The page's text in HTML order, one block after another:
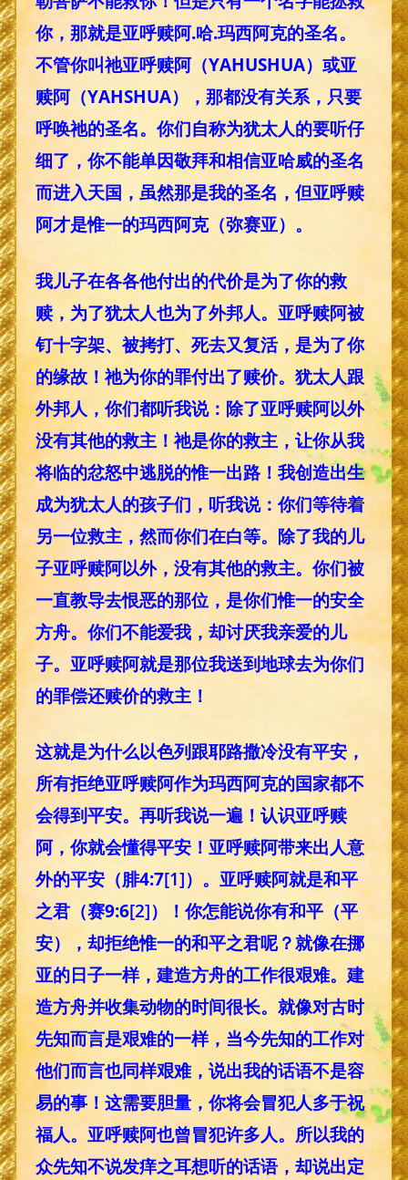
你，那就是亚呼赎阿.哈.玛西阿克的圣名。
不管你叫祂亚呼赎阿（YAHUSHUA）或亚
赎阿（YAHSHUA），那都没有关系，只要
呼唤祂的圣名。你们自称为犹太人的要听仔
细了，你不能单因敬拜和相信亚哈威的圣名
而进入天国，虽然那是我的圣名，但亚呼赎
阿才是惟一的玛西阿克（弥赛亚）。
我儿子在各各他付出的代价是为了你的救
赎，为了犹太人也为了外邦人。亚呼赎阿被
钉十字架、被拷打、死去又复活，是为了你
的缘故！祂为你的罪付出了赎价。犹太人跟
外邦人，你们都听我说：除了亚呼赎阿以外
没有其他的救主！祂是你的救主，让你从我
将临的忿怒中逃脱的惟一出路！我创造出生
成为犹太人的孩子们，听我说：你们等待着
另一位救主，然而你们在白等。除了我的儿
子亚呼赎阿以外，没有其他的救主。你们被
一直教导去恨恶的那位，是你们惟一的安全
方舟。你们不能爱我，却讨厌我亲爱的儿
子。亚呼赎阿就是那位我送到地球去为你们
的罪偿还赎价的救主！
这就是为什么以色列跟耶路撒冷没有平安，
所有拒绝亚呼赎阿作为玛西阿克的国家都不
会得到平安。再听我说一遍！认识亚呼赎
阿，你就会懂得平安！亚呼赎阿带来出人意
外的平安（腓4:7[1]）。亚呼赎阿就是和平
之君（赛9:6[2]）！你怎能说你有和平（平
安），却拒绝惟一的和平之君呢？就像在挪
亚的日子一样，建造方舟的工作很艰难。建
造方舟并收集动物的时间很长。就像对古时
先知而言是艰难的一样，当今先知的工作对
他们而言也同样艰难，说出我的话语不是容
易的事！这需要胆量，你将会冒犯人多于祝
福人。亚呼赎阿也曾冒犯许多人。所以我的
众先知不说发痒之耳想听的话语，却说出定